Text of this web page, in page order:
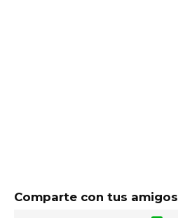
Comparte con tus amigos